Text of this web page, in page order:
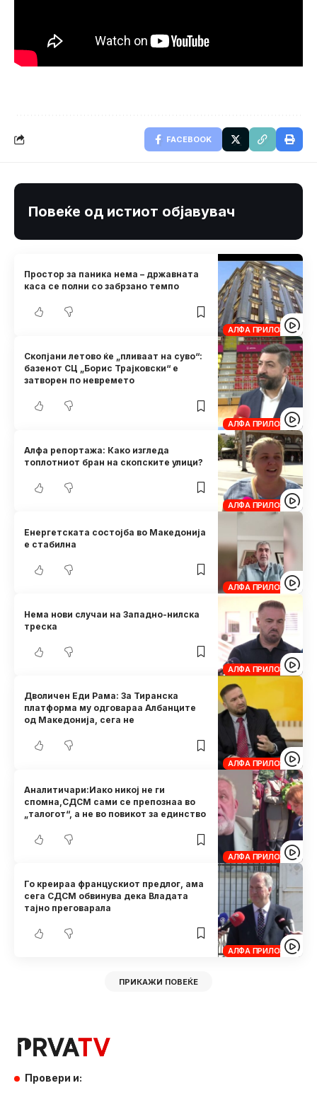
FACEBOOK
Повеќе од истиот објавувач
АЛФА ПРИЛОЗИ
Простор за паника нема – државната
каса се полни со забрзано темпо
АЛФА ПРИЛОЗИ
Скопјани летово ќе „пливаат на суво“:
базенот СЦ „Борис Трајковски“ е
затворен по невремето
АЛФА ПРИЛОЗИ
Алфа репортажа: Како изгледа
топлотниот бран на скопските улици?
АЛФА ПРИЛОЗИ
Енергетската состојба во Македонија
е стабилна
АЛФА ПРИЛОЗИ
Нема нови случаи на Западно-нилска
треска
АЛФА ПРИЛОЗИ
Дволичен Еди Рама: За Тиранска
платформа му одговараа Албанците
од Македонија, сега не
АЛФА ПРИЛОЗИ
Аналитичари:Иако никој не ги
спомна,СДСМ сами се препознаа во
„талогот“, а не во повикот за единство
АЛФА ПРИЛОЗИ
Го креираа францускиот предлог, ама
сега СДСМ обвинува дека Владата
тајно преговарала
ПРИКАЖИ ПОВЕЌЕ
Провери и: